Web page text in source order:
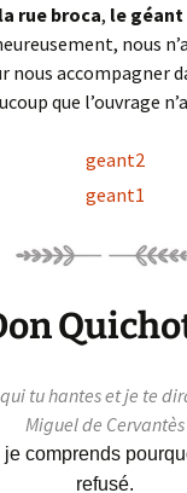
rue broca, le
nous
nous accompagner
que l’ouvrage
tu hantes et je te
Miguel de Cervantès
je comprends
refusé.